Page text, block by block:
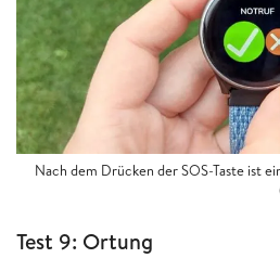
Nach dem Drücken der SOS-Taste ist
Test 9: Ortung